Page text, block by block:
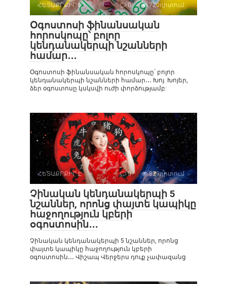
ՀԵՏԱՔՐՔԻՐ Է 0 720դիտում
Օգոստոսի ֆինանսական
հորոսկոպը՝ բոլոր
կենդանակերպի նշանների
համար․․․
Օգոստոսի ֆինանսական հորոսկոպը՝ բոլոր
կենդանակերպի նշանների համար․․․ Խոյ. Խոյեր,
ձեր օգոստոսը կսկսվի ուժի փորձությամբ:
ՀԵՏԱՔՐՔԻՐ Է 0 829դիտում
Չինական կենդանակերպի 5
նշաններ, որոնց փայտե կապիկը
հաջողություն կբերի
օգոստոսին․․․
Չինական կենդանակերպի 5 նշաններ, որոնց
փայտե կապիկը հաջողություն կբերի
օգոստոսին․․․ Վիշապ Վերջերս դուք չափազանց